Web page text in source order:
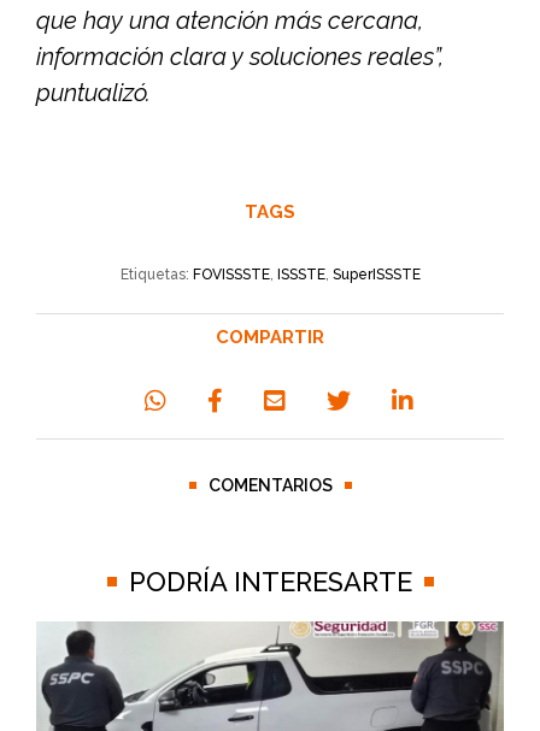
que hay una atención más cercana,
información clara y soluciones reales”,
puntualizó.
TAGS
Etiquetas: FOVISSSTE, ISSSTE, SuperISSSTE
COMPARTIR
COMENTARIOS
PODRÍA INTERESARTE